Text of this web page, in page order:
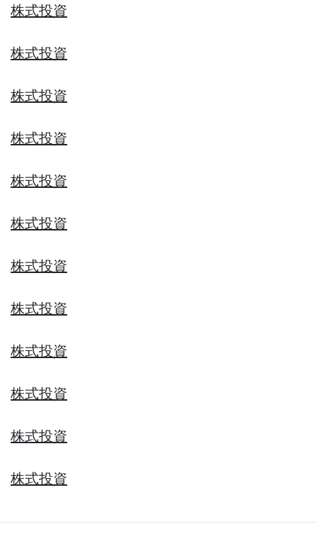
株式投資
株式投資
株式投資
株式投資
株式投資
株式投資
株式投資
株式投資
株式投資
株式投資
株式投資
株式投資